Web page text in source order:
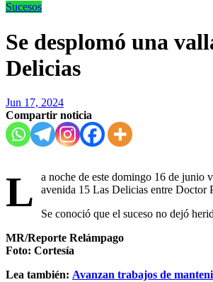
Sucesos
Se desplomó una
Delicias
Jun 17, 2024
Compartir noticia
L
a noche de este domingo 16 de junio
avenida 15 Las Delicias entre Doctor
Se conoció que el suceso no dejó
MR/Reporte Relámpago
Foto: Cortesía
Lea también: Avanzan trabajos de